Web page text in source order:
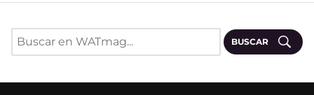
BUSCAR